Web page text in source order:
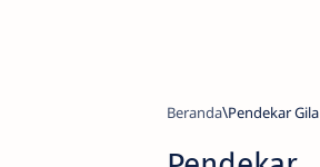
Beranda Pendekar Gila